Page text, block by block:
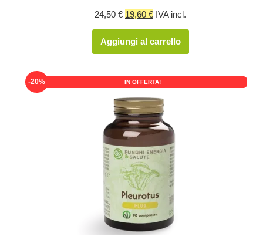
24,50€ Il
prezzo
originale
24,50 €.
19,60 €Il
prezzo
attuale
19,60 €.
IVA incl.
Aggiungi al carrello
IN OFFERTA!
-20%